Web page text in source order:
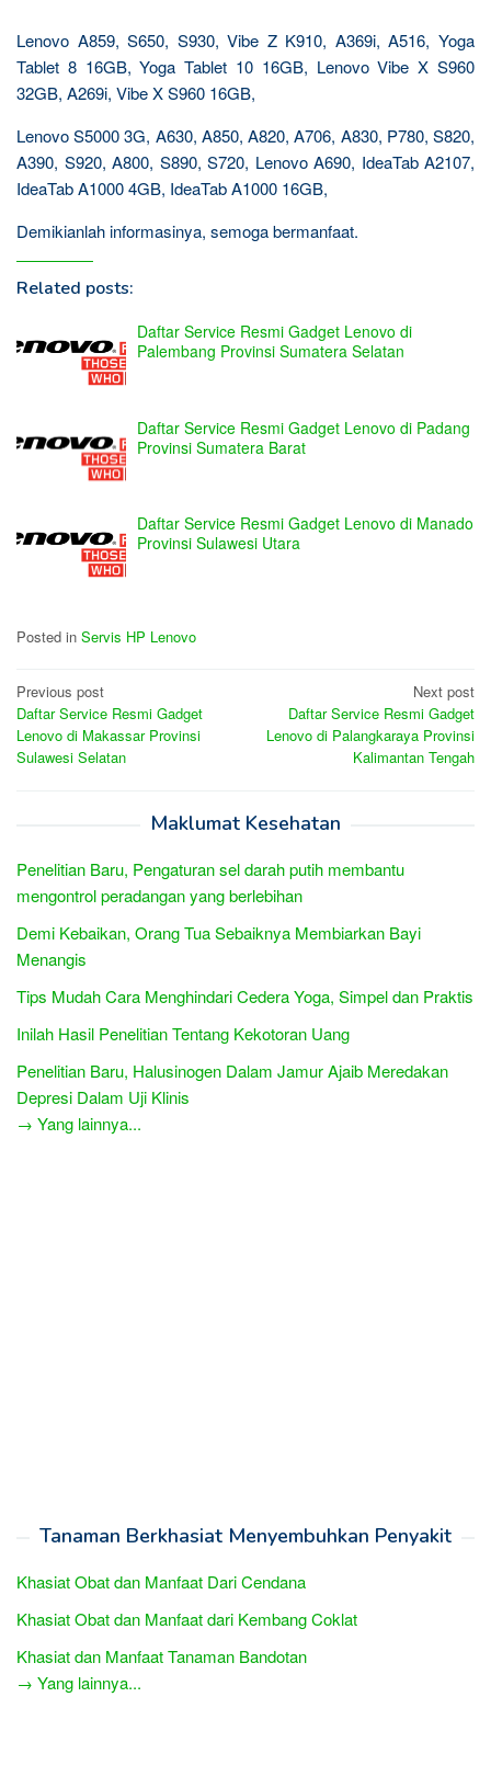
Lenovo A859, S650, S930, Vibe Z K910, A369i, A516, Yoga
Tablet 8 16GB, Yoga Tablet 10 16GB, Lenovo Vibe X S960
32GB, A269i, Vibe X S960 16GB,
Lenovo S5000 3G, A630, A850, A820, A706, A830, P780, S820,
A390, S920, A800, S890, S720, Lenovo A690, IdeaTab A2107,
IdeaTab A1000 4GB, IdeaTab A1000 16GB,
Demikianlah informasinya, semoga bermanfaat.
Related posts:
Daftar Service Resmi Gadget Lenovo di
Palembang Provinsi Sumatera Selatan
Daftar Service Resmi Gadget Lenovo di Padang
Provinsi Sumatera Barat
Daftar Service Resmi Gadget Lenovo di Manado
Provinsi Sulawesi Utara
Posted in Servis HP Lenovo
Post
navigation
Previous post
Daftar Service Resmi Gadget
Lenovo di Makassar Provinsi
Sulawesi Selatan
Next post
Daftar Service Resmi Gadget
Lenovo di Palangkaraya Provinsi
Kalimantan Tengah
Maklumat Kesehatan
Penelitian Baru, Pengaturan sel darah putih membantu
mengontrol peradangan yang berlebihan
Demi Kebaikan, Orang Tua Sebaiknya Membiarkan Bayi
Menangis
Tips Mudah Cara Menghindari Cedera Yoga, Simpel dan Praktis
Inilah Hasil Penelitian Tentang Kekotoran Uang
Penelitian Baru, Halusinogen Dalam Jamur Ajaib Meredakan
Depresi Dalam Uji Klinis
→ Yang lainnya...
Tanaman Berkhasiat Menyembuhkan Penyakit
Khasiat Obat dan Manfaat Dari Cendana
Khasiat Obat dan Manfaat dari Kembang Coklat
Khasiat dan Manfaat Tanaman Bandotan
→ Yang lainnya...